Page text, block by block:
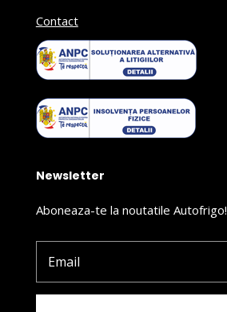
Contact
Newsletter
Aboneaza-te la noutatile Autofrigo!